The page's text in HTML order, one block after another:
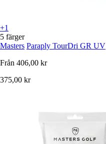
+1
5 färger
Masters Paraply TourDri GR UV
Från 406,00 kr
375,00 kr